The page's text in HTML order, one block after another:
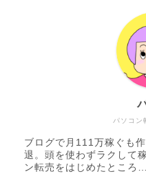
パソコン
ブログで月111万稼ぐも
退。頭を使わずラクして
ン転売をはじめたところ…